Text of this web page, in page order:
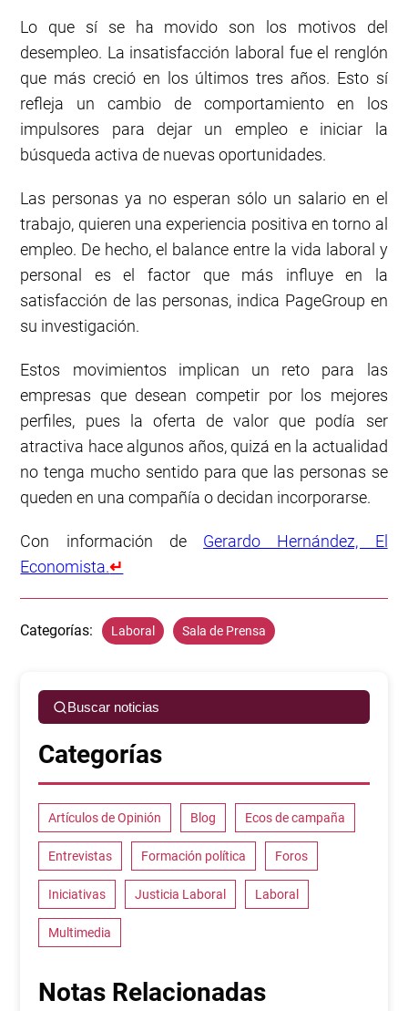
Lo que sí se ha movido son los motivos del
desempleo. La insatisfacción laboral fue el renglón
que más creció en los últimos tres años. Esto sí
refleja un cambio de comportamiento en los
impulsores para dejar un empleo e iniciar la
búsqueda activa de nuevas oportunidades.
Las personas ya no esperan sólo un salario en el
trabajo, quieren una experiencia positiva en torno al
empleo. De hecho, el balance entre la vida laboral y
personal es el factor que más influye en la
satisfacción de las personas, indica PageGroup en
su investigación.
Estos movimientos implican un reto para las
empresas que desean competir por los mejores
perfiles, pues la oferta de valor que podía ser
atractiva hace algunos años, quizá en la actualidad
no tenga mucho sentido para que las personas se
queden en una compañía o decidan incorporarse.
Con información de Gerardo Hernández, El
Economista.↵
Categorías: Laboral Sala de Prensa
Buscar noticias
Categorías
Artículos de Opinión Blog Ecos de campaña
Entrevistas Formación política Foros
Iniciativas Justicia Laboral Laboral
Multimedia
Notas Relacionadas